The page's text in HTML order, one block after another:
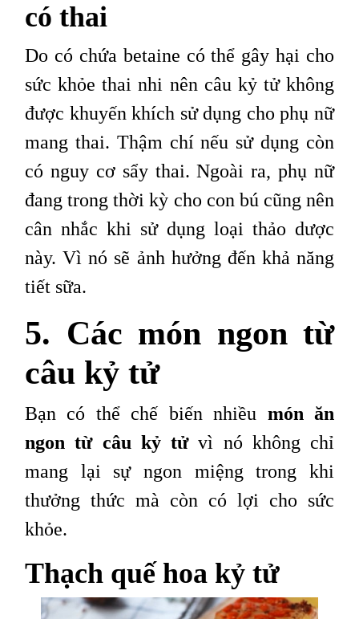
có thai
Do có chứa betaine có thể gây hại cho
sức khỏe thai nhi nên câu kỷ tử không
được khuyến khích sử dụng cho phụ nữ
mang thai. Thậm chí nếu sử dụng còn
có nguy cơ sẩy thai. Ngoài ra, phụ nữ
đang trong thời kỳ cho con bú cũng nên
cân nhắc khi sử dụng loại thảo dược
này. Vì nó sẽ ảnh hưởng đến khả năng
tiết sữa.
5. Các món ngon từ
câu kỷ tử
Bạn có thể chế biến nhiều món ăn
ngon từ câu kỷ tửvì nó không chỉ
mang lại sự ngon miệng trong khi
thưởng thức mà còn có lợi cho sức
khỏe.
Thạch quế hoa kỷ tử